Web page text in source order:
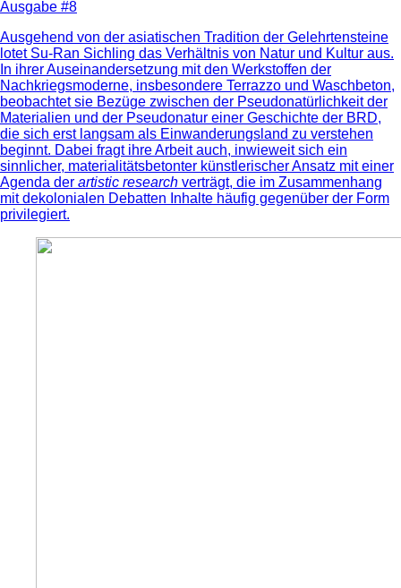
Ausgabe #8
Ausgehend von der asiatischen Tradition der Gelehrtensteine
lotet Su-Ran Sichling das Verhältnis von Natur und Kultur aus.
In ihrer Auseinandersetzung mit den Werkstoffen der
Nachkriegsmoderne, insbesondere Terrazzo und Waschbeton,
beobachtet sie Bezüge zwischen der Pseudonatürlichkeit der
Materialien und der Pseudonatur einer Geschichte der BRD,
die sich erst langsam als Einwanderungsland zu verstehen
beginnt. Dabei fragt ihre Arbeit auch, inwieweit sich ein
sinnlicher, materialitätsbetonter künstlerischer Ansatz mit einer
Agenda der artistic research verträgt, die im Zusammenhang
mit dekolonialen Debatten Inhalte häufig gegenüber der Form
privilegiert.